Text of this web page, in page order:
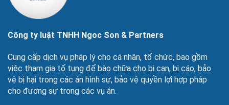
Công ty luật TNHH Ngoc Son & Partners
Cung cấp dịch vụ pháp lý cho cá nhân, tổ chức, bao gồm
việc tham gia tố tụng để bào chữa cho bị can, bị cáo, bảo
vệ bị hại trong các án hình sự, bảo vệ quyền lợi hợp pháp
cho đương sự trong các vụ án.